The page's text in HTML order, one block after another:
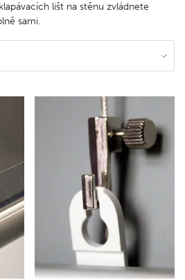
lišt na stěnu zvládnete
sami.